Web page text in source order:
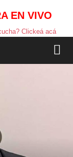
EN VIVO
Clickeá acá